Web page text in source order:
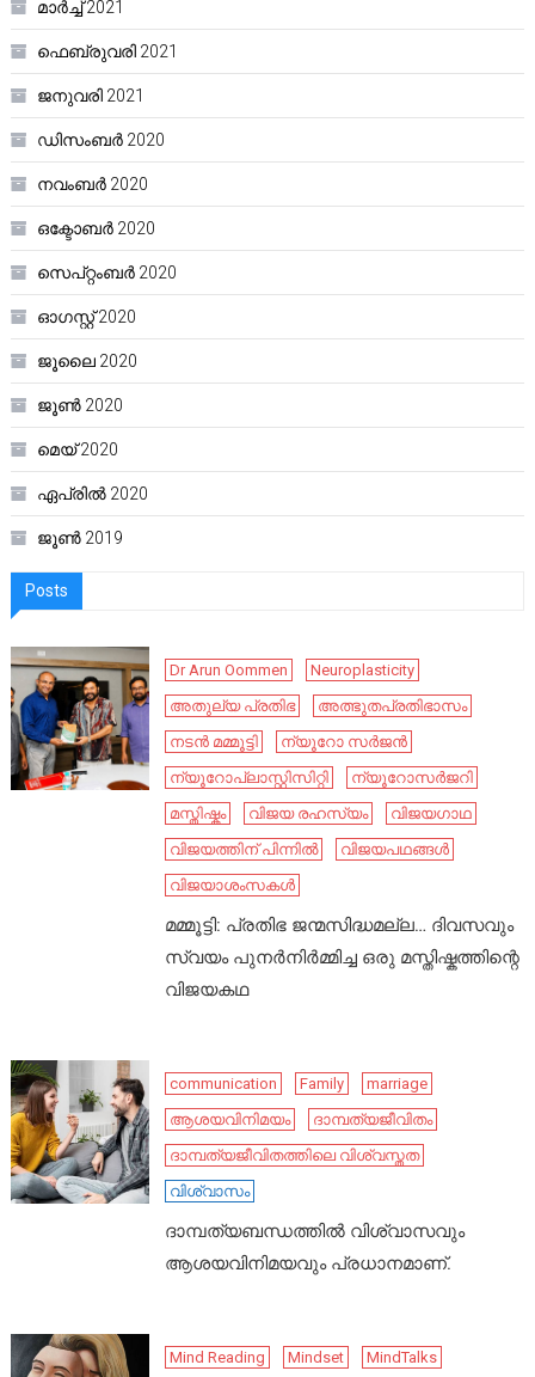
മാർച്ച്‌ 2021
ഫെബ്രുവരി 2021
ജനുവരി 2021
ഡിസംബർ 2020
നവംബർ 2020
ഒക്ടോബർ 2020
സെപ്റ്റംബർ 2020
ഓഗസ്റ്റ്‌ 2020
ജൂലൈ 2020
ജൂൺ 2020
മെയ്‌ 2020
ഏപ്രിൽ 2020
ജൂൺ 2019
Posts
Dr Arun Oommen
Neuroplasticity
അതുല്യ പ്രതിഭ
അത്ഭുതപ്രതിഭാസം
നടൻ മമ്മൂട്ടി
ന്യൂറോ സർജൻ
ന്യൂറോപ്ലാസ്റ്റിസിറ്റി
ന്യൂറോസർജറി
മസ്തിഷ്കം
വിജയ രഹസ്യം
വിജയഗാഥ
വിജയത്തിന് പിന്നിൽ
വിജയപഥങ്ങൾ
വിജയാശംസകൾ
മമ്മൂട്ടി: പ്രതിഭ ജന്മസിദ്ധമല്ല… ദിവസവും
സ്വയം പുനർനിർമ്മിച്ച ഒരു മസ്തിഷ്കത്തിന്റെ
വിജയകഥ
communication Family
marriage
ആശയവിനിമയം
ദാമ്പത്യജീവിതം
ദാമ്പത്യജീവിതത്തിലെ വിശ്വസ്തത
വിശ്വാസം
ദാമ്പത്യബന്ധത്തിൽ വിശ്വാസവും
ആശയവിനിമയവും പ്രധാനമാണ്.
Mind Reading Mindset
MindTalks